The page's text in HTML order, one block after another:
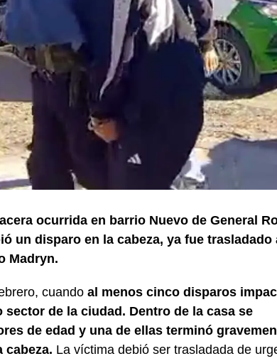
ocurrida en barrio Nuevo de General
un disparo en la cabeza, ya fue trasladado
Madryn.
cuando al menos cinco disparos
de la ciudad. Dentro de la casa se
de edad y una de ellas terminó
cabeza. La víctima debió ser trasladada de